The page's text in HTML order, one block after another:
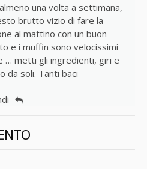
una volta a settimana,
brutto vizio di fare la
al mattino con un buon
e i muffin sono velocissimi
… metti gli ingredienti, giri e
da soli. Tanti baci